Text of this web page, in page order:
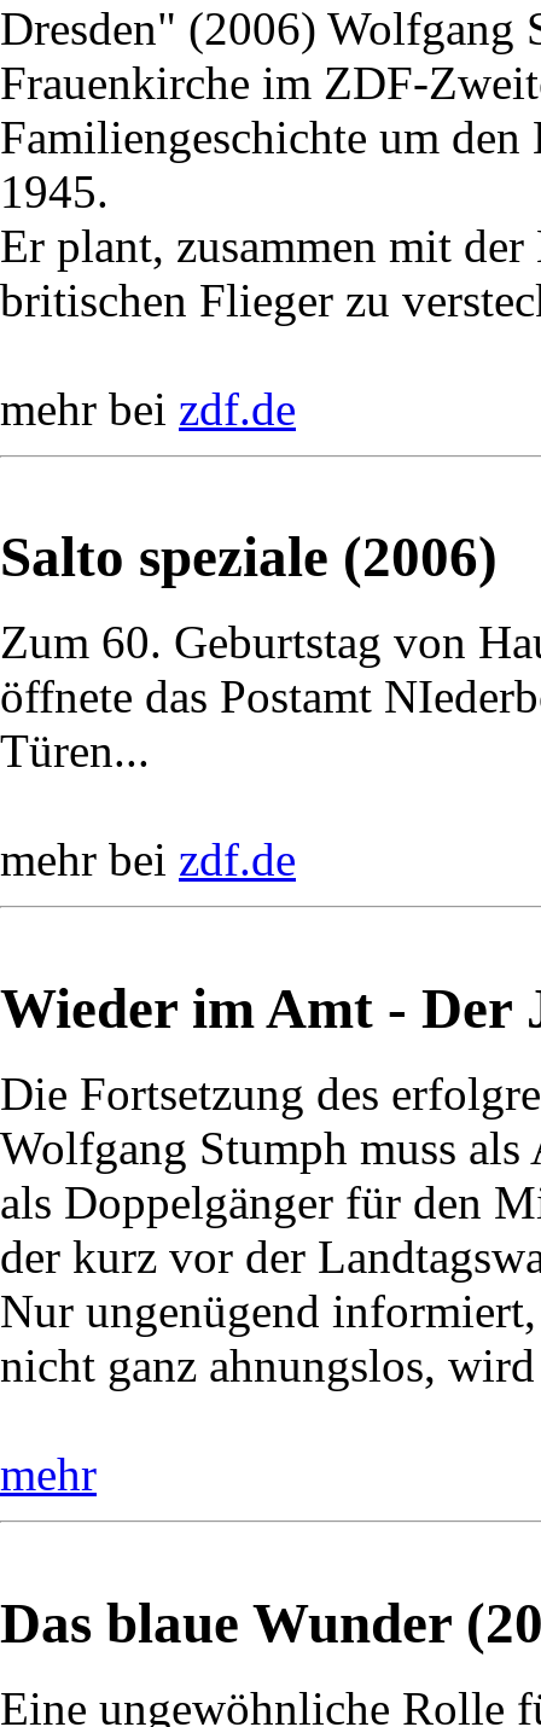
Dresden" (2006) Wolfgang
Frauenkirche im ZDF-
Familiengeschichte um
1945.
Er plant, zusammen mit
britischen Flieger zu
mehr bei zdf.de
Salto speziale (2006)
Zum 60. Geburtstag von
öffnete das Postamt
Türen...
mehr bei zdf.de
Wieder im Amt - Der
Die Fortsetzung des
Wolfgang Stumph muss
als Doppelgänger für den
der kurz vor der
Nur ungenügend
nicht ganz ahnungslos,
mehr
Das blaue Wunder
Eine ungewöhnliche Rolle